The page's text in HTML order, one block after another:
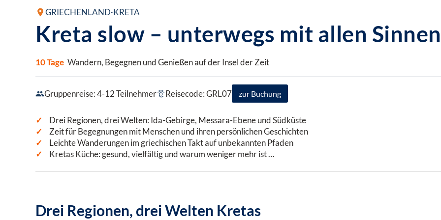
GRIECHENLAND·KRETA
Kreta slow – unterwegs mit allen Sinnen
10 Tage Wandern, Begegnen und Genießen auf der Insel der Zeit
Gruppenreise: 4-12 Teilnehmer Reisecode: GRL07 zur Buchung
Drei Regionen, drei Welten: Ida-Gebirge, Messara-Ebene und Südküste
Zeit für Begegnungen mit Menschen und ihren persönlichen Geschichten
Leichte Wanderungen im griechischen Takt auf unbekannten Pfaden
Kretas Küche: gesund, vielfältig und warum weniger mehr ist …
Drei Regionen, drei Welten Kretas